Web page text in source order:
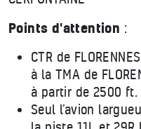
Points d'attention :
CTR de
à la TMA de
à partir de 2500 ft.
Seul l’avion